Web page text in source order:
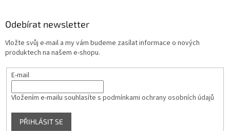
Odebírat newsletter
Vložte svůj e-mail a my vám budeme zasílat informace o nových
produktech na našem e-shopu.
E-mail
Vložením e-mailu souhlasíte s podmínkami ochrany osobních údajů
PŘIHLÁSIT SE